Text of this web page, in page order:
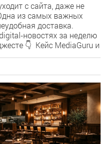
с сайта, даже не
из самых важных
доставка.
новостях за неделю
👇 Кейс MediaGuru и
OSH by Урюк в